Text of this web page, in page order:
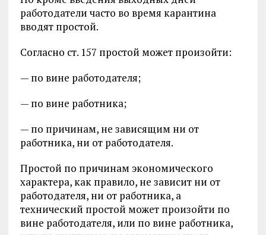
работодатели часто во время карантина
вводят простой.
Согласно ст. 157 простой может произойти:
— по вине работодателя;
— по вине работника;
— по причинам, не зависящим ни от
работника, ни от работодателя.
Простой по причинам экономического
характера, как правило, не зависит ни от
работодателя, ни от работника, а
технический простой может произойти по
вине работодателя, или по вине работника,